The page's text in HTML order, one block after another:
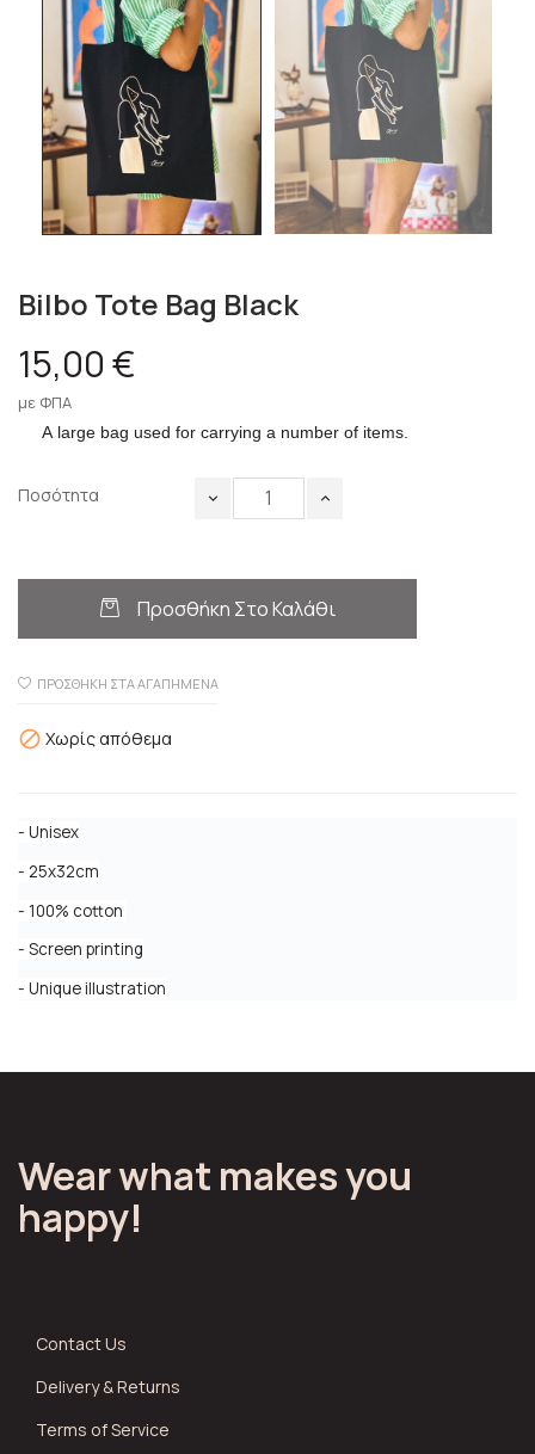
Bilbo Tote Bag Black
15,00 €
με ΦΠΑ
A large bag used for carrying a number of items.
Ποσότητα
Προσθήκη Στο Καλάθι
ΠΡΟΣΘΉΚΗ ΣΤΑ ΑΓΑΠΗΜΈΝΑ
 Χωρίς απόθεμα
- Unisex
- 25x32cm
- 100% cotton
- Screen printing
- Unique illustration
Wear what makes you
happy!
Contact Us
Delivery & Returns
Terms of Service